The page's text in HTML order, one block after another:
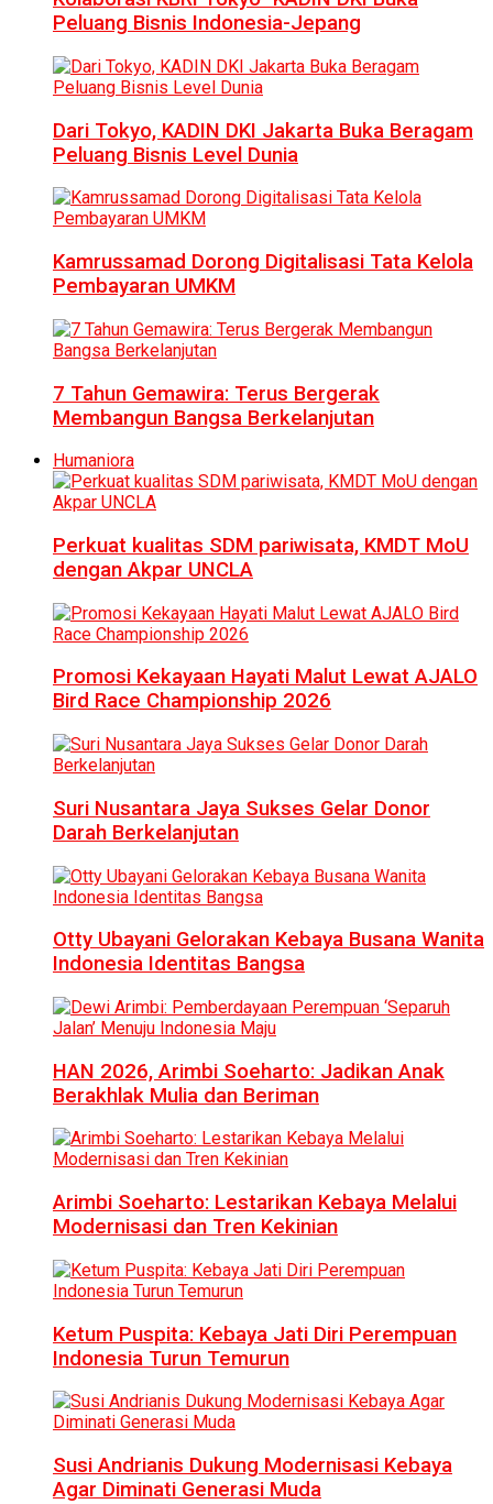
Peluang Bisnis Indonesia-Jepang
Dari Tokyo, KADIN DKI Jakarta Buka Beragam
Peluang Bisnis Level Dunia
Kamrussamad Dorong Digitalisasi Tata Kelola
Pembayaran UMKM
7 Tahun Gemawira: Terus Bergerak
Membangun Bangsa Berkelanjutan
Humaniora
Perkuat kualitas SDM pariwisata, KMDT MoU
dengan Akpar UNCLA
Promosi Kekayaan Hayati Malut Lewat AJALO
Bird Race Championship 2026
Suri Nusantara Jaya Sukses Gelar Donor
Darah Berkelanjutan
Otty Ubayani Gelorakan Kebaya Busana Wanita
Indonesia Identitas Bangsa
HAN 2026, Arimbi Soeharto: Jadikan Anak
Berakhlak Mulia dan Beriman
Arimbi Soeharto: Lestarikan Kebaya Melalui
Modernisasi dan Tren Kekinian
Ketum Puspita: Kebaya Jati Diri Perempuan
Indonesia Turun Temurun
Susi Andrianis Dukung Modernisasi Kebaya
Agar Diminati Generasi Muda